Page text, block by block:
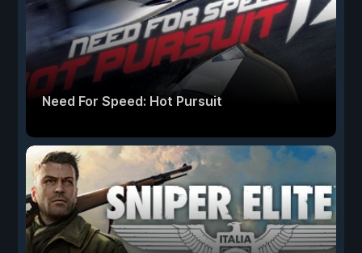
Need For Speed: Hot Pursuit